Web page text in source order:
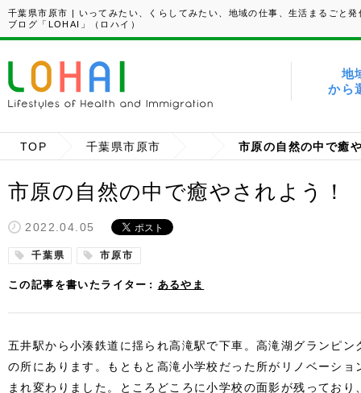
千葉県市原市 | いってみたい、くらしてみたい、地域の仕事、生活まるごと発
ブログ「LOHAI」（ロハイ）
地
から
TOP 千葉県市原市
市原の自然の中で癒やされよう
2022.04.05
千葉県 市原市
この記事を書いたライター あるやま
五井駅から小湊鉄道に揺られ高滝駅で下車。高滝湖グランピ
の所にあります。もともと高滝小学校だった所がリノベーシ
まれ変わりました。
ところどころに小学校の面影が残ってお